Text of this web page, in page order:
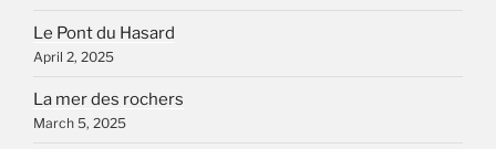
Le Pont du Hasard
April 2, 2025
La mer des rochers
March 5, 2025